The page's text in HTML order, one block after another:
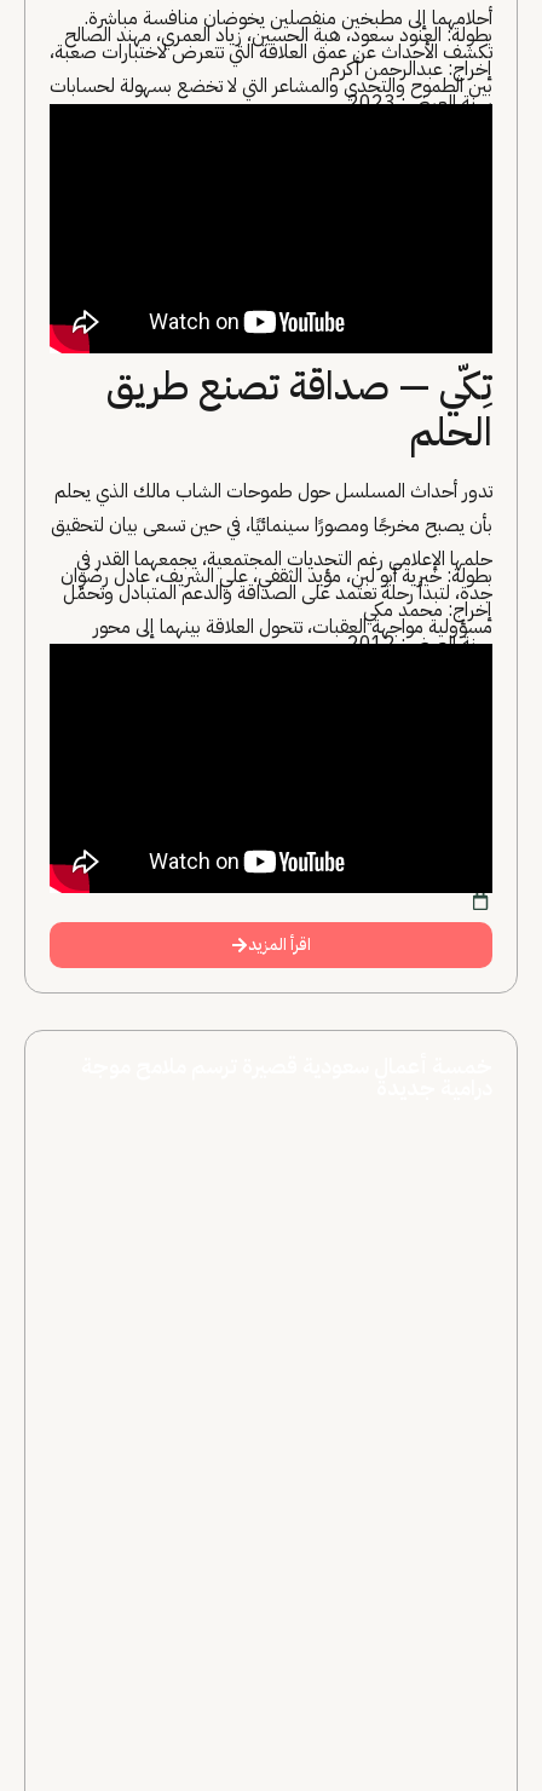
أحلامهما إلى مطبخين منفصلين يخوضان منافسة مباشرة.
تكشف الأحداث عن عمق العلاقة التي تتعرض لاختبارات صعبة،
بين الطموح والتحدي والمشاعر التي لا تخضع بسهولة لحسابات
بطولة: العنود سعود، هبة الحسين، زياد العمري، مهند الصالح
إخراج: عبدالرحمن أكرم
سنة العرض: 2023
تِكّي — صداقة تصنع طريق
الحلم
تدور أحداث المسلسل حول طموحات الشاب مالك الذي يحلم
بأن يصبح مخرجًا ومصورًا سينمائيًا، في حين تسعى بيان لتحقيق
حلمها الإعلامي رغم التحديات المجتمعية، يجمعهما القدر في
جدة، لتبدأ رحلة تعتمد على الصداقة والدعم المتبادل وتحمّل
مسؤولية مواجهة العقبات، تتحول العلاقة بينهما إلى محور
بطولة: خيرية أبو لبن، مؤيد الثقفي، علي الشريف، عادل رضوان
إخراج: محمد مكي
سنة العرض: 2012
اقرأ المزيد